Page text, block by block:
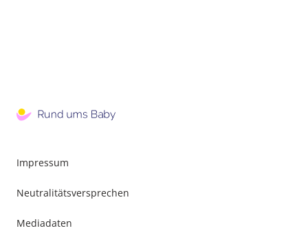
Impressum
Neutralitätsversprechen
Mediadaten